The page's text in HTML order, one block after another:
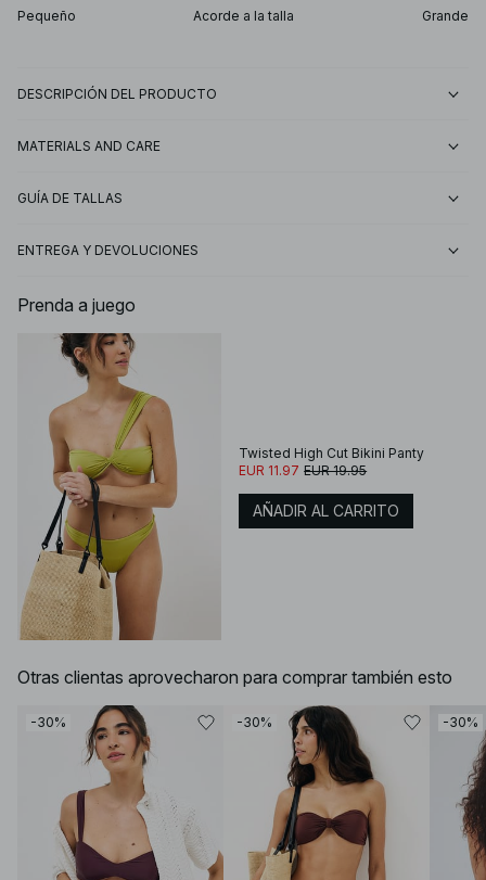
Pequeño Acorde a la talla Grande
DESCRIPCIÓN DEL PRODUCTO
MATERIALS AND CARE
GUÍA DE TALLAS
ENTREGA Y DEVOLUCIONES
Prenda a juego
Twisted High Cut Bikini Panty
EUR 11.97 EUR 19.95
AÑADIR AL CARRITO
Otras clientas aprovecharon para comprar también esto
-30% -30% -30%